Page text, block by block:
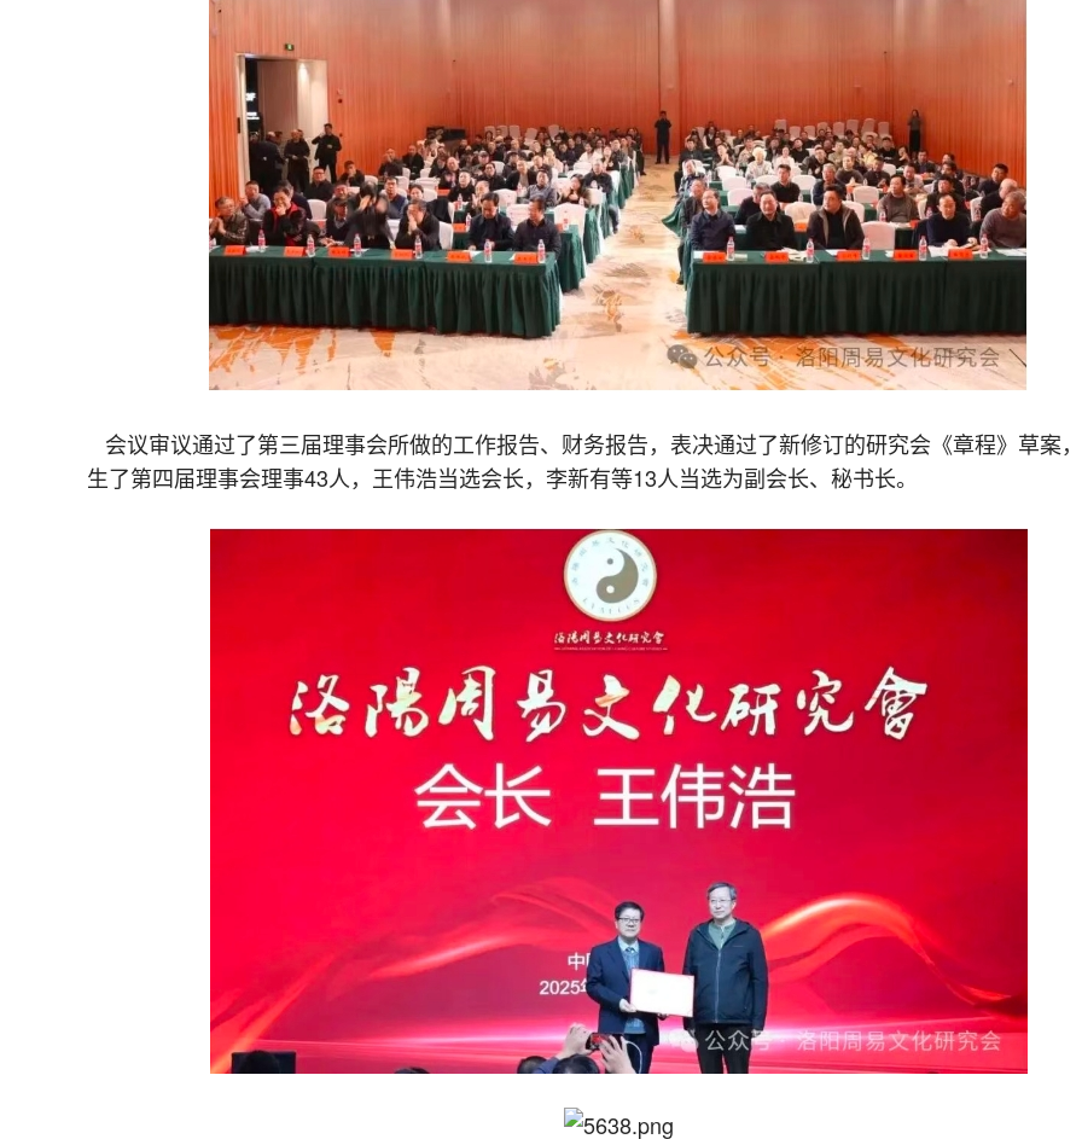
会议审议通过了第三届理事会所做的工作报告、财务报告，表决通过了新修订的研究会《章程》草案
生了第四届理事会理事43人，王伟浩当选会长，李新有等13人当选为副会长、秘书长。